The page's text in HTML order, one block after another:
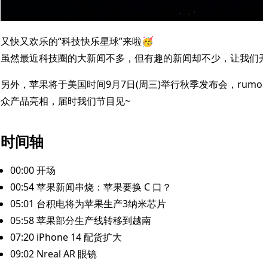
又快又欢乐的“科技快乐星球”来啦🥳
虽然最近科技圈的大新闻不多，但有趣的新闻却不少，让我们
另外，苹果将于美国时间9月7日(周三)举行秋季发布会，
众产品亮相，届时我们节目见~
时间轴
00:00 开场
00:54 苹果新闻串烧：苹果要换 C 口？
05:01 台积电将为苹果生产3纳米芯片
05:58 苹果部分生产线转移到越南
07:20 iPhone 14 配货扩大
09:02 Nreal AR 眼镜